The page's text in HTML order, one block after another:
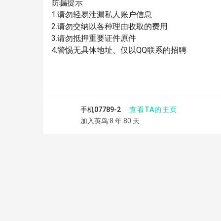
防骗提示
1.请勿轻易泄漏私人账户信息
2.请勿交纳以各种理由收取的费用
3.请勿抵押重要证件原件
4.警惕无具体地址、仅以QQ联系的招聘
手机07789-2
查看TA的主页
加入英鸟:8 年 80 天